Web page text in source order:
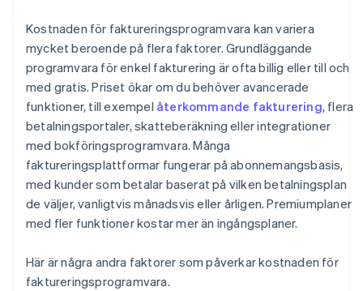
Kostnaden för faktureringsprogramvara kan variera
mycket beroende på flera faktorer. Grundläggande
programvara för enkel fakturering är ofta billig eller till och
med gratis. Priset ökar om du behöver avancerade
funktioner, till exempel återkommande fakturering, flera
betalningsportaler, skatteberäkning eller integrationer
med bokföringsprogramvara. Många
faktureringsplattformar fungerar på abonnemangsbasis,
med kunder som betalar baserat på vilken betalningsplan
de väljer, vanligtvis månadsvis eller årligen. Premiumplaner
med fler funktioner kostar mer än ingångsplaner.
Här är några andra faktorer som påverkar kostnaden för
faktureringsprogramvara.